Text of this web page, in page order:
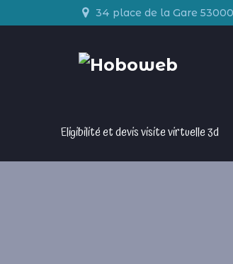
34 place de la Gare
Eligibilité et devis visite virtuelle 3d